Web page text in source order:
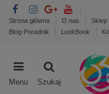
Strona główna O nas Sklep
Blog-Poradnik
LookBook
Menu Szukaj